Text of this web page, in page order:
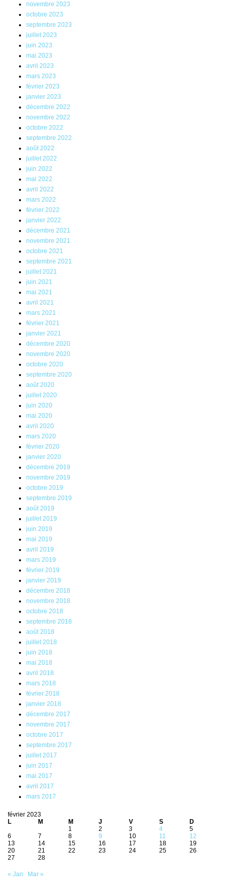
novembre 2023
octobre 2023
septembre 2023
juillet 2023
juin 2023
mai 2023
avril 2023
mars 2023
février 2023
janvier 2023
décembre 2022
novembre 2022
octobre 2022
septembre 2022
août 2022
juillet 2022
juin 2022
mai 2022
avril 2022
mars 2022
février 2022
janvier 2022
décembre 2021
novembre 2021
octobre 2021
septembre 2021
juillet 2021
juin 2021
mai 2021
avril 2021
mars 2021
février 2021
janvier 2021
décembre 2020
novembre 2020
octobre 2020
septembre 2020
août 2020
juillet 2020
juin 2020
mai 2020
avril 2020
mars 2020
février 2020
janvier 2020
décembre 2019
novembre 2019
octobre 2019
septembre 2019
août 2019
juillet 2019
juin 2019
mai 2019
avril 2019
mars 2019
février 2019
janvier 2019
décembre 2018
novembre 2018
octobre 2018
septembre 2018
août 2018
juillet 2018
juin 2018
mai 2018
avril 2018
mars 2018
février 2018
janvier 2018
décembre 2017
novembre 2017
octobre 2017
septembre 2017
juillet 2017
juin 2017
mai 2017
avril 2017
mars 2017
février 2023
L
M M J V S
D
1
2 3 4
5
6
7 8 9 10 11
12
13
14 15 16 17 18
19
20
21 22 23 24 25
26
27
28
« Jan Mar »